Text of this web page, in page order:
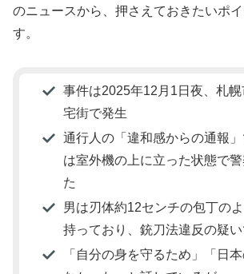
のニュースから、押さえておきたいポ
す。
事件は2025年12月1日夜、札
宅街で発生
通行人の「違和感からの通報
は室外機の上に立った状態で
た
男は刃体約12センチの包丁のよ
持っており、銃刀法違反の疑
「自分の身を守るため」「日